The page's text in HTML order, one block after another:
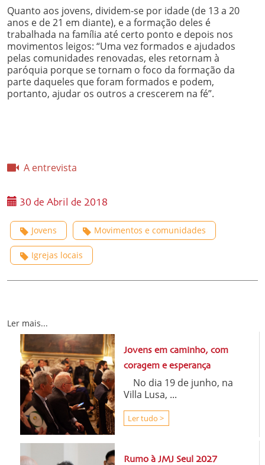
Quanto aos jovens, dividem-se por idade (de 13 a 20
anos e de 21 em diante), e a formação deles é
trabalhada na família até certo ponto e depois nos
movimentos leigos: “Uma vez formados e ajudados
pelas comunidades renovadas, eles retornam à
paróquia porque se tornam o foco da formação da
parte daqueles que foram formados e podem,
portanto, ajudar os outros a crescerem na fé”.
A entrevista
30 de Abril de 2018
Jovens Movimentos e comunidades
Igrejas locais
Ler mais...
Jovens em caminho, com
coragem e esperança
No dia 19 de junho, na
Villa Lusa, ...
Ler tudo >
Rumo à JMJ Seul 2027